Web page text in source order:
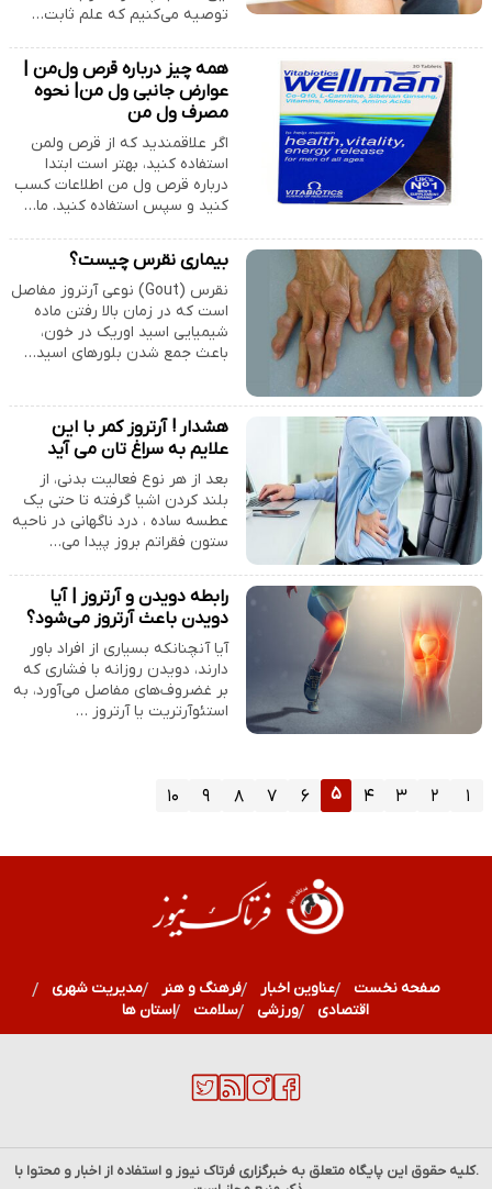
توصیه می‌کنیم که علم ثابت…
همه چیز درباره قرص ول‌من |
عوارض جانبی ول من| نحوه
مصرف ول من
اگر علاقمندید که از قرص ولمن
استفاده کنید، بهتر است ابتدا
درباره قرص ول من اطلاعات کسب
کنید و سپس استفاده کنید. ما…
بیماری نقرس چیست؟
نقرس (Gout) نوعی آرتروز مفاصل
است که در زمان بالا رفتن ماده
شیمیایی اسید اوریک در خون،
باعث جمع شدن بلورهای اسید…
هشدار ! آرتروز کمر با این
علایم به سراغ تان می آید
بعد از هر نوع فعالیت بدنی، از
بلند کردن اشیا گرفته تا حتی یک
عطسه ساده ، درد ناگهانی در ناحیه
ستون فقراتم بروز پیدا می…
رابطه دویدن و آرتروز | آیا
دویدن باعث آرتروز می‌شود؟
آیا آنچنانکه بسیاری از افراد باور
دارند، دویدن روزانه با فشاری که
بر غضروف‌های مفاصل می‌آورد، به
استئوآرتریت یا آرتروز …
۱ ۲ ۳ ۴ ۵ ۶ ۷ ۸ ۹ ۱۰
صفحه نخست عناوین اخبار فرهنگ و هنر
مدیریت شهری
اقتصادی
ورزشی سلامت استان ها
.کلیه حقوق این پایگاه متعلق به خبرگزاریفرتاک نیوز و استفاده از اخبار و محتوا با